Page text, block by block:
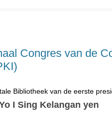
Congres van de
Bibliotheek van de eerste
I Sing Kelangan yen